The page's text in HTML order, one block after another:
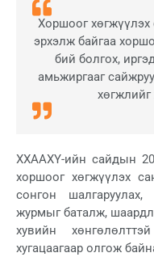
Хоршоог
эрхэлж байгаа
бий болгох,
амьжиргааг
хөгжлийг
ХХААХҮ-ийн сайдын
хоршоог хөгжүүлэх
сонгон
журмыг баталж,
хувийн
хугацаагаар олгож